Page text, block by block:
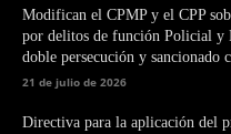
Modifican el CPMP y el CPP
por delitos de función Policial
doble persecución y sancionado
21 de julio de 2026
Directiva para la aplicación del